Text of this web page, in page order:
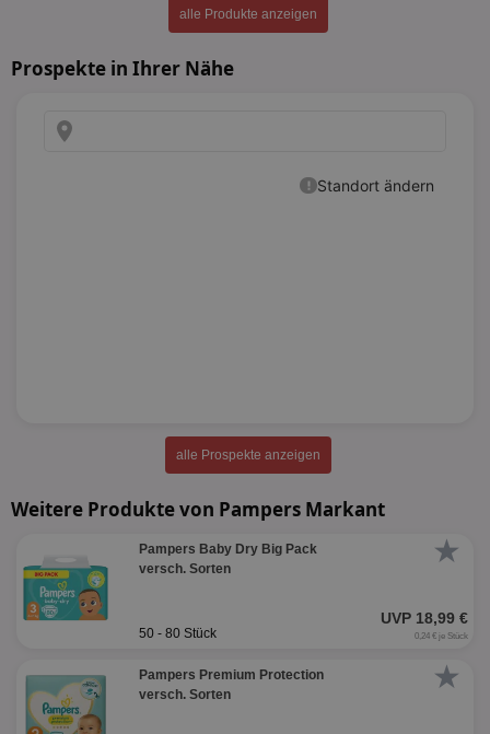
alle Produkte anzeigen
Prospekte in Ihrer Nähe
alle Prospekte anzeigen
Weitere Produkte von Pampers Markant
★
Pampers Baby Dry Big Pack
versch. Sorten
UVP 18,99 €
50 - 80 Stück 0,24 € je Stück
★
Pampers Premium Protection
versch. Sorten